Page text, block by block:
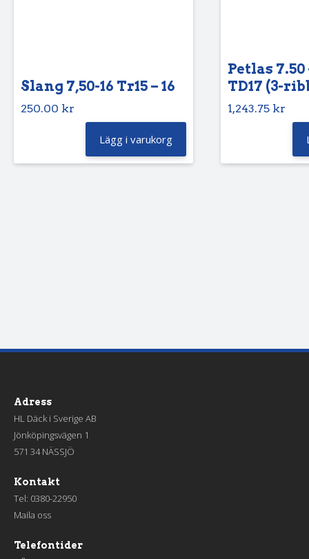
Slang 7,50-16 Tr15 – 16
250.00 kr
Lägg i varukorg
Petlas 7.50
TD17 (3-
1,243.75 kr
Adress
HL Däck i Sverige AB
Jönköpingsvägen 1
571 34 NÄSSJÖ
Kontakt
Tel: 0380-22950
Maila oss
Telefontider